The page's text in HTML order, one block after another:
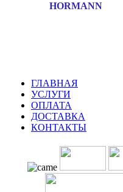
HORMANN
ГЛАВНАЯ
УСЛУГИ
ОПЛАТА
ДОСТАВКА
КОНТАКТЫ